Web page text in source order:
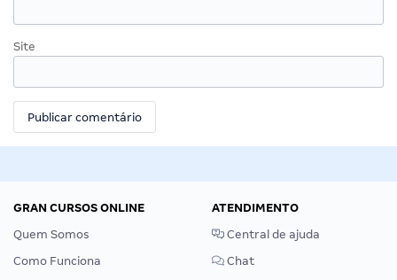
Site
GRAN CURSOS ONLINE
Quem Somos
Como Funciona
ATENDIMENTO
Central de ajuda
Chat